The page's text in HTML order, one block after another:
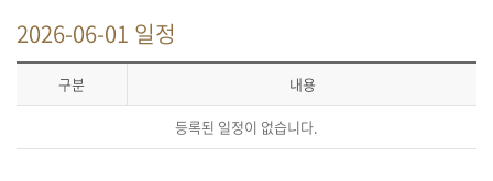
2026-06-01 일정
구분 내용
등록된 일정이 없습니다.